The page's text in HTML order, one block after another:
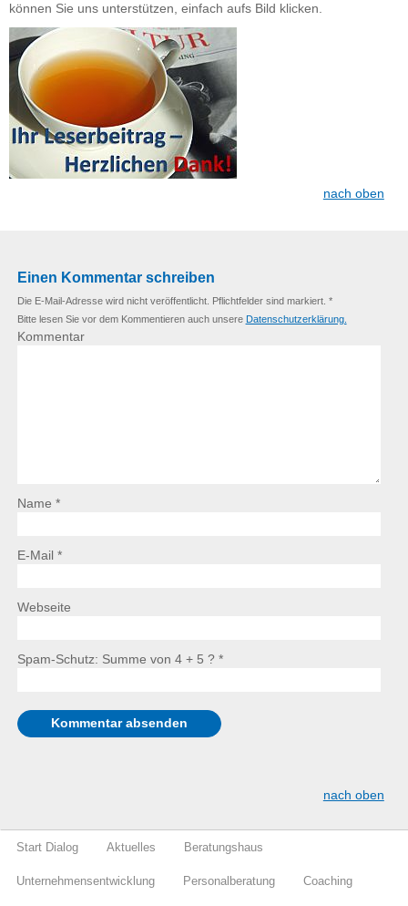
können Sie uns unterstützen, einfach aufs Bild klicken.
nach oben
Einen Kommentar schreiben
Die E-Mail-Adresse wird nicht veröffentlicht. Pflichtfelder sind markiert. *
Bitte lesen Sie vor dem Kommentieren auch unsere Datenschutzerklärung.
Kommentar
Name *
E-Mail *
Webseite
Spam-Schutz: Summe von 4 + 5 ? *
nach oben
Start Dialog Aktuelles Beratungshaus
Unternehmensentwicklung Personalberatung Coaching